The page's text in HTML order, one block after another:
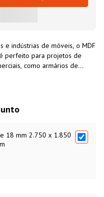
e indústrias de móveis, o MDF
perfeito para projetos de
como armários de
entre outros. É um
100% com madeira de
18 mm 2.750 x 1.850